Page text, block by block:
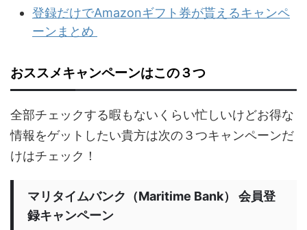
登録だけでAmazonギフト券が貰えるキャンペ
ーンまとめ
おススメキャンペーンはこの３つ
全部チェックする暇もないくらい忙しいけどお得な
情報をゲットしたい貴方は次の３つキャンペーンだ
けはチェック！
マリタイムバンク（Maritime Bank） 会員登
録キャンペーン